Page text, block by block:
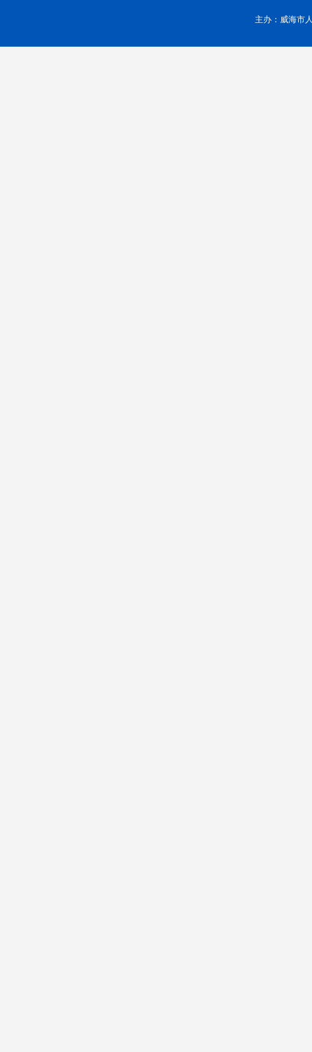
主办：威海市